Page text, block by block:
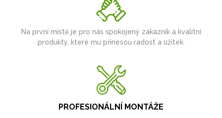
Na první místě je pro nás spokojený zákazník a kvalitní
produkty, které mu přinesou radost a užitek.
PROFESIONÁLNÍ MONTÁŽE